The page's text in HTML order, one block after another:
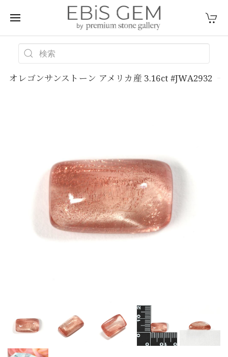
オレゴンサンストーン アメリカ産 3.16ct #JWA2932